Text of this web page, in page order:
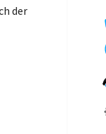
der